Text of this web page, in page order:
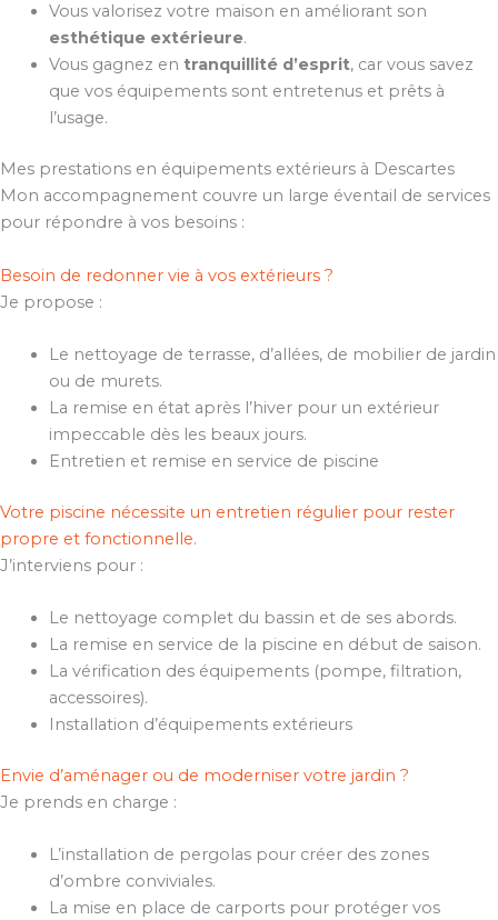
Vous valorisez votre maison en améliorant son
esthétique extérieure.
Vous gagnez en tranquillité d’esprit, car vous savez
que vos équipements sont entretenus et prêts à
l’usage.
Mes prestations en équipements extérieurs à Descartes
Mon accompagnement couvre un large éventail de services
pour répondre à vos besoins :
Besoin de redonner vie à vos extérieurs ?
Je propose :
Le nettoyage de terrasse, d’allées, de mobilier de jardin
ou de murets.
La remise en état après l’hiver pour un extérieur
impeccable dès les beaux jours.
Entretien et remise en service de piscine
Votre piscine nécessite un entretien régulier pour rester
propre et fonctionnelle.
J’interviens pour :
Le nettoyage complet du bassin et de ses abords.
La remise en service de la piscine en début de saison.
La vérification des équipements (pompe, filtration,
accessoires).
Installation d’équipements extérieurs
Envie d’aménager ou de moderniser votre jardin ?
Je prends en charge :
L’installation de pergolas pour créer des zones
d’ombre conviviales.
La mise en place de carports pour protéger vos